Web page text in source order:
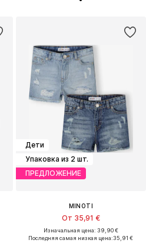
Дети
Упаковка из 2 шт.
ПРЕДЛОЖЕНИЕ
MINOTI
От 35,91 €
Изначальная цена: 39,90 €
Последняя самая низкая цена:35,91 €